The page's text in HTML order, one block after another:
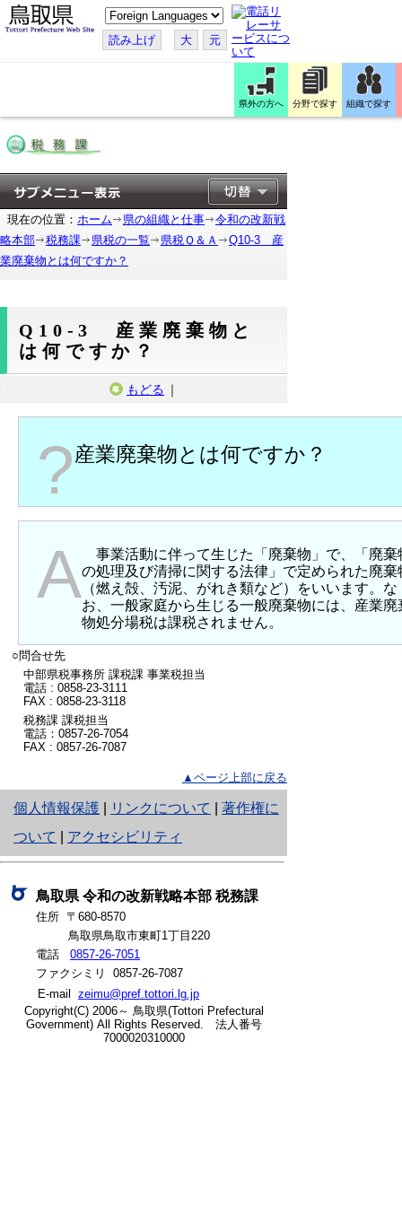
こ
の
ペ
ー
す
読み上げ 大 元
県外の方へ 分野で探す 組織で探す
現在の位置： ホーム 県の組織と仕事
令和の改新戦
略本部
税務課 県税の一覧 県税Ｑ＆Ａ
Q10-3 産
業廃棄物とは何ですか？
Q10-3 産業廃棄物と
は何ですか？
もどる ｜
?産業廃棄物とは何ですか？
A 事業活動に伴って生じた「廃棄物」で、「廃棄
の処理及び清掃に関する法律」で定められた廃棄
（燃え殻、汚泥、がれき類など）をいいます。な
お、一般家庭から生じる一般廃棄物には、産業廃
物処分場税は課税されません。
○問合せ先
中部県税事務所 課税課 事業税担当
電話 : 0858-23-3111
FAX : 0858-23-3118
税務課 課税担当
電話：0857-26-7054
FAX : 0857-26-7087
▲ページ上部に戻る
個人情報保護
と
り
ネ
ッ
ト
へ
の
リンクについて
著作権に
ついて
アクセシビリティ
鳥取県 令和の改新戦略本部 税務課
住所 〒680-8570
鳥取県鳥取市東町1丁目220
電話 0857-26-7051
ファクシミリ 0857-26-7087
E-mail zeimu@pref.tottori.lg.jp
Copyright(C) 2006～ 鳥取県(Tottori Prefectural
Government) All Rights Reserved. 法人番号
7000020310000